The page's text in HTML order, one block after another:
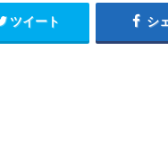
ツイート シ